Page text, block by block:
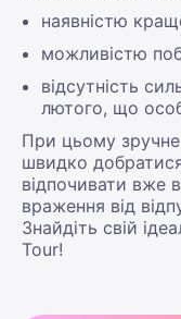
наявністю
можливістю
відсутність
лютого, що
При цьому
швидко
відпочивати вже
враження від
Знайдіть свій
Tour!